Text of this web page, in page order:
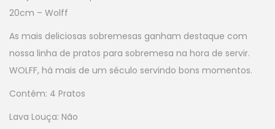
20cm – Wolff
As mais deliciosas sobremesas ganham destaque com
nossa linha de pratos para sobremesa na hora de servir.
WOLFF, há mais de um século servindo bons momentos.
Contém: 4 Pratos
Lava Louça: Não